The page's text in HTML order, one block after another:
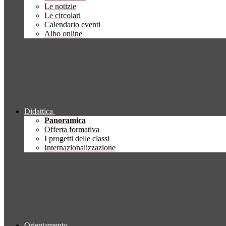
Le notizie
Le circolari
Calendario eventi
Albo online
Didattica
Panoramica
Offerta formativa
I progetti delle classi
Internazionalizzazione